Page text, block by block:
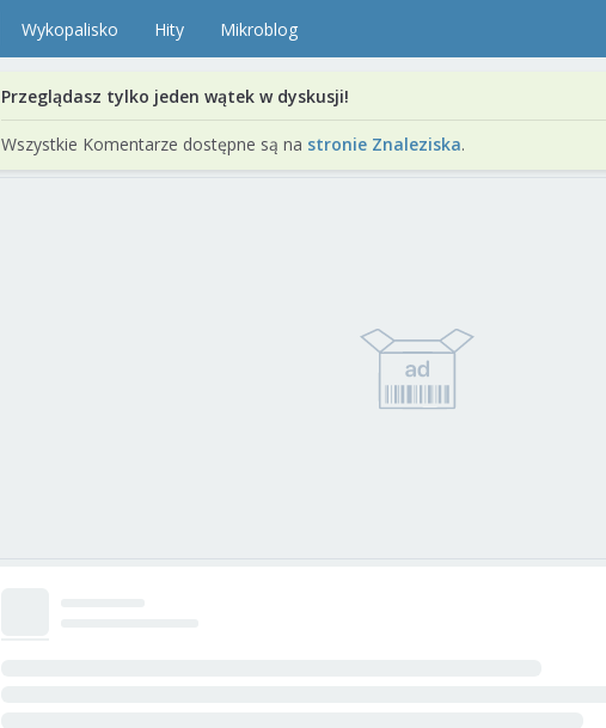
Wykopalisko Hity Mikroblog
Przeglądasz tylko jeden wątek w dyskusji!
Wszystkie Komentarze dostępne są na stronie Znaleziska.